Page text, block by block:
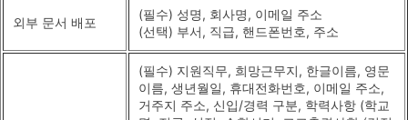
외부 문서 배포
(필수) 성명, 회사명, 이메일 주소
(선택) 부서, 직급, 핸드폰번호, 주소
(필수) 지원직무, 희망근무지, 한글이름, 영문
이름, 생년월일, 휴대전화번호, 이메일 주소,
거주지 주소, 신입/경력 구분, 학력사항 (학교